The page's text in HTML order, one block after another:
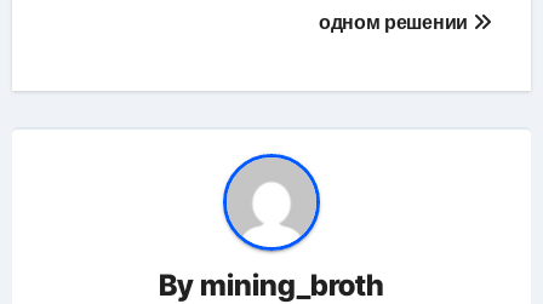
одном решении
By mining_broth